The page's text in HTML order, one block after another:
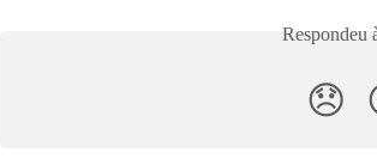
Respondeu
😞